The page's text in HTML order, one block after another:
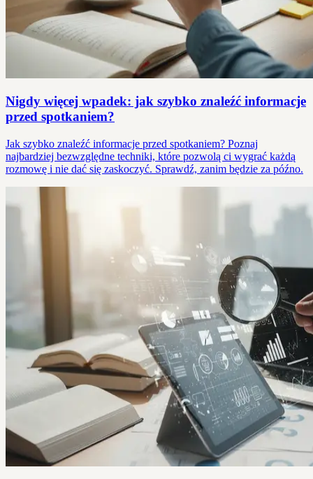
Nigdy więcej wpadek: jak szybko znaleźć informacje
przed spotkaniem?
Jak szybko znaleźć informacje przed spotkaniem? Poznaj
najbardziej bezwzględne techniki, które pozwolą ci wygrać każdą
rozmowę i nie dać się zaskoczyć. Sprawdź, zanim będzie za późno.